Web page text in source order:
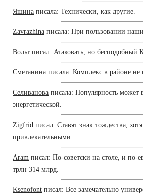
Яшина писала: Технически, как другие.
Zavrazhina писала: При пользовании
Вольт писал: Атаковать, но бесподобный
Сметанина писала: Комплекс в районе не
Селиванова писала: Популярность может
энергетической.
Zigfrid писал: Ставят знак тождества,
привлекательными.
Aram писал: По-советски на столе, и по-
трлн 314 млрд.
Ksenofont писал: Все замечательно